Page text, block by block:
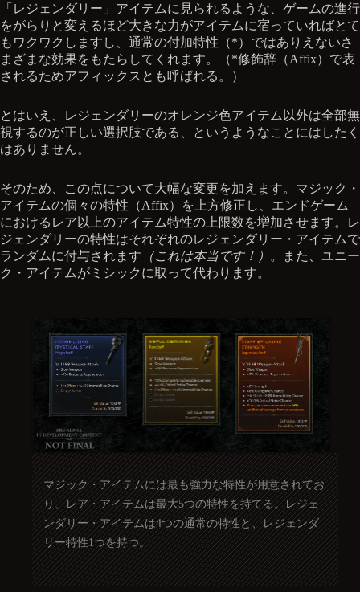
「レジェンダリー」アイテムに見られるような、ゲームの進行
をがらりと変えるほど大きな力がアイテムに宿っていればとて
もワクワクしますし、通常の付加特性（*）ではありえないさ
まざまな効果をもたらしてくれます。（*修飾辞（Affix）で表
されるためアフィックスとも呼ばれる。）
とはいえ、レジェンダリーのオレンジ色アイテム以外は全部無
視するのが正しい選択肢である、というようなことにはしたく
はありません。
そのため、この点について大幅な変更を加えます。マジック・
アイテムの個々の特性（Affix）を上方修正し、エンドゲーム
におけるレア以上のアイテム特性の上限数を増加させます。レ
ジェンダリーの特性はそれぞれのレジェンダリー・アイテムで
ランダムに付与されます （これは本当です！）
。また、ユニー
ク・アイテムがミシックに取って代わります。
マジック・アイテムには最も強力な特性が用意されてお
り、レア・アイテムは最大5つの特性を持てる。レジェ
ンダリー・アイテムは4つの通常の特性と、レジェンダ
リー特性1つを持つ。